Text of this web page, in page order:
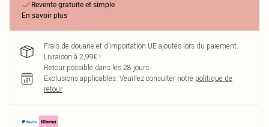
Revente gratuite et simple
En savoir plus
Frais de douane et d’importation UE ajoutés lors du paiement.
Livraison à 2,99€ !
Retour possible dans les 28 jours
Exclusions applicables. Veuillez consulter notre politique de
retour